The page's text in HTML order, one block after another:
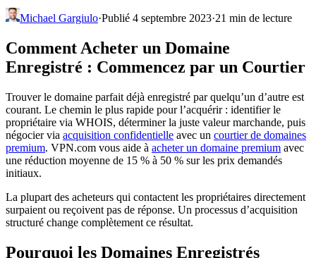
Michael Gargiulo·Publié 4 septembre 2023·21 min de lecture
Comment Acheter un Domaine
Enregistré : Commencez par un Courtier
Trouver le domaine parfait déjà enregistré par quelqu’un d’autre est
courant. Le chemin le plus rapide pour l’acquérir : identifier le
propriétaire via WHOIS, déterminer la juste valeur marchande, puis
négocier via acquisition confidentielle avec un courtier de domaines
premium. VPN.com vous aide à acheter un domaine premium avec
une réduction moyenne de 15 % à 50 % sur les prix demandés
initiaux.
La plupart des acheteurs qui contactent les propriétaires directement
surpaient ou reçoivent pas de réponse. Un processus d’acquisition
structuré change complètement ce résultat.
Pourquoi les Domaines Enregistrés